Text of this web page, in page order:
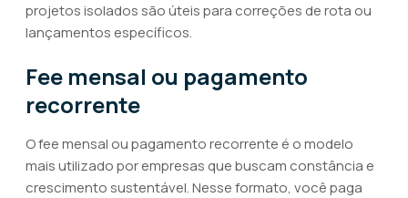
projetos isolados são úteis para correções de rota ou
lançamentos específicos.
Fee mensal ou pagamento
recorrente
O fee mensal ou pagamento recorrente é o modelo
mais utilizado por empresas que buscam constância e
crescimento sustentável. Nesse formato, você paga